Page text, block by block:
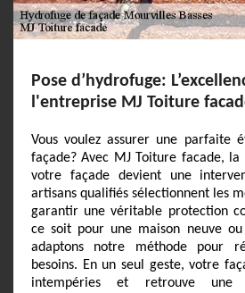
Pose d’hydrofuge:
l'entreprise MJ Toiture
Vous voulez assurer une parfaite
façade? Avec MJ Toiture facade, la
votre façade devient une
artisans qualifiés sélectionnent les
garantir une véritable protection
ce soit pour une maison neuve
adaptons notre méthode pour
besoins. En un seul geste, votre
intempéries et retrouve une